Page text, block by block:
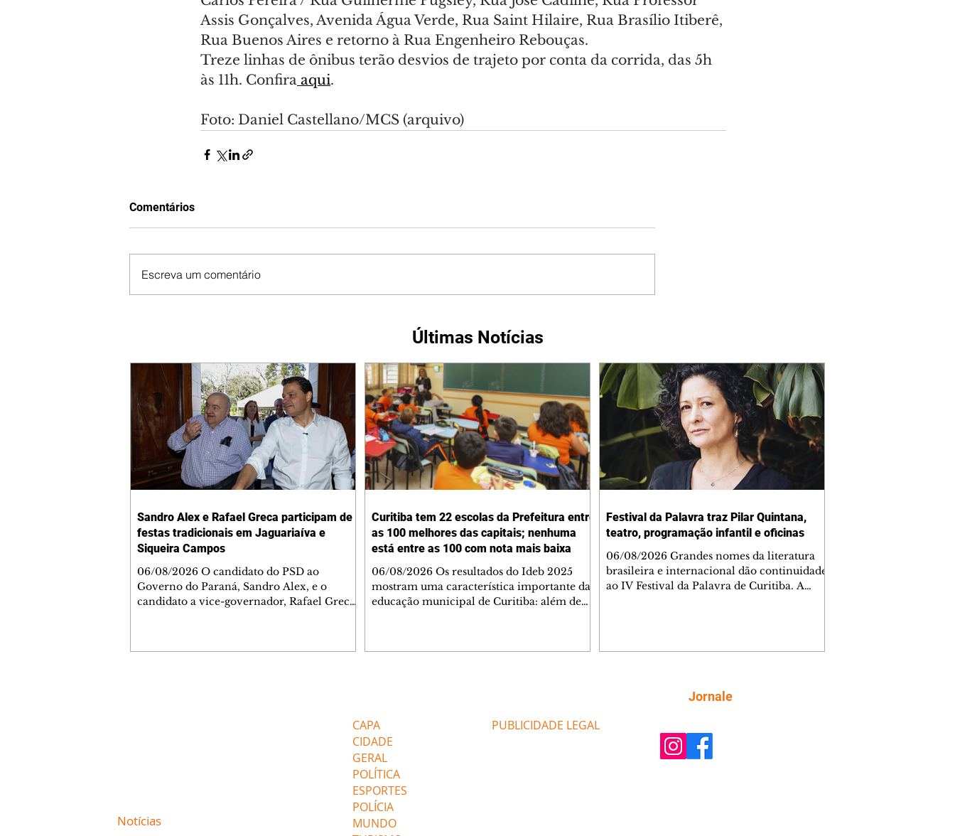
Assis Gonçalves, Avenida Água Verde, Rua Saint Hilaire, Rua Brasílio Itiberê,
Rua Buenos Aires e retorno à Rua Engenheiro Rebouças.
Treze linhas de ônibus terão desvios de trajeto por conta da corrida, das 5h
às 11h. Confira aqui.
Foto: Daniel Castellano/MCS (arquivo)
Comentários
Escreva um comentário
Últimas Notícias
Sandro Alex e Rafael Greca participam de
festas tradicionais em Jaguariaíva e
Siqueira Campos
06/08/2026 O candidato do PSD ao
Governo do Paraná, Sandro Alex, e o
candidato a vice-governador, Rafael Greca
A data de 6 de agosto é dedicada ao Senhor
Curitiba tem 22 escolas da Prefeitura entre
as 100 melhores das capitais; nenhuma
está entre as 100 com nota mais baixa
06/08/2026 Os resultados do Ideb 2025
mostram uma característica importante da
educação municipal de Curitiba: além de
100 maiores notas do Ideb do país e
nenhuma entre as 100 menores. Curi
Festival da Palavra traz Pilar Quintana,
teatro, programação infantil e oficinas
06/08/2026 Grandes nomes da literatura
brasileira e internacional dão continuidade
ao IV Festival da Palavra de Curitiba. A
Confira AQUI a agenda completa da sexta.
O Mundo Indomável é o tema da conversa
Notícias
CAPA
CIDADE
GERAL
POLÍTICA
ESPORTES
POLÍCIA
MUNDO
PUBLICIDADE LEGAL
Jornale